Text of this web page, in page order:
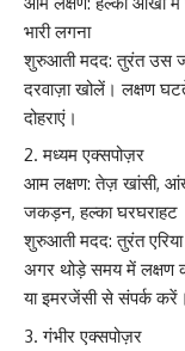
भारी लगना
शुरुआती मदद: तुरंत उस
दरवाज़ा खोलें। लक्षण
दोहराएं।
मध्यम एक्सपोज़र
आम लक्षण: तेज़ खांसी,
जकड़न, हल्का घरघराहट
शुरुआती मदद: तुरंत
अगर थोड़े समय में लक्षण
या इमरजेंसी से संपर्क करें।
गंभीर एक्सपोज़र